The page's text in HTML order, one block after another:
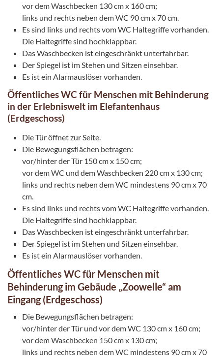
vor dem Waschbecken 130 cm x 160 cm;
links und rechts neben dem WC 90 cm x 70 cm.
Es sind links und rechts vom WC Haltegriffe vorhanden.
Die Haltegriffe sind hochklappbar.
Das Waschbecken ist eingeschränkt unterfahrbar.
Der Spiegel ist im Stehen und Sitzen einsehbar.
Es ist ein Alarmauslöser vorhanden.
Öffentliches WC für Menschen mit Behinderung
in der Erlebniswelt im Elefantenhaus
(Erdgeschoss)
Die Tür öffnet zur Seite.
Die Bewegungsflächen betragen:
vor/hinter der Tür 150 cm x 150 cm;
vor dem WC und dem Waschbecken 220 cm x 130 cm;
links und rechts neben dem WC mindestens 90 cm x 70
cm.
Es sind links und rechts vom WC Haltegriffe vorhanden.
Die Haltegriffe sind hochklappbar.
Das Waschbecken ist eingeschränkt unterfahrbar.
Der Spiegel ist im Stehen und Sitzen einsehbar.
Es ist ein Alarmauslöser vorhanden.
Öffentliches WC für Menschen mit
Behinderung im Gebäude „Zoowelle“ am
Eingang (Erdgeschoss)
Die Bewegungsflächen betragen:
vor/hinter der Tür und vor dem WC 130 cm x 160 cm;
vor dem Waschbecken 150 cm x 130 cm;
links und rechts neben dem WC mindestens 90 cm x 70